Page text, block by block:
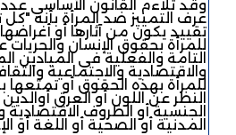
عرف التمييز ضد المرأة بأنه "كل
تقييد يكون من آثارها أو أغراضها
للمرأة بحقوق الإنسان والحريات
التامة والفعلية في الميادين
والاقتصادية والاجتماعية
للمرأة بهذه الحقوق أو تمتعها
النظر عن اللون أو العرق أوالدين
الجنسية أو الظروف الاقتصادية
المدنية أو الصحية أو اللغة أو